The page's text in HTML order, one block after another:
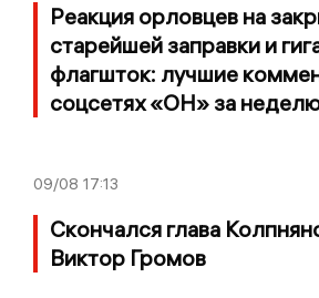
Реакция орловцев на
старейшей заправки и
флагшток: лучшие
соцсетях «ОН» за
09/08 17:13
Скончался глава
Виктор Громов